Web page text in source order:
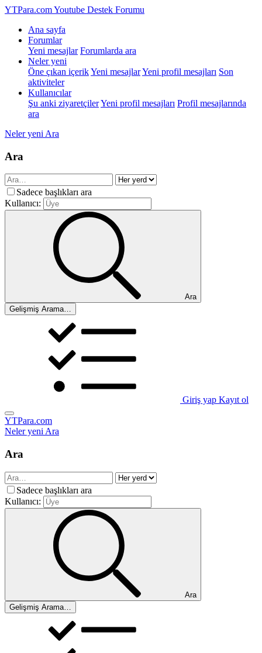
YTPara.comYoutube Destek Forumu
Ana sayfa
Forumlar
Yeni mesajlar Forumlarda ara
Neler yeni
Öne çıkan içerikYeni mesajlarYeni profil mesajları Son
aktiviteler
Kullanıcılar
Şu anki ziyaretçilerYeni profil mesajları Profil mesajlarında
ara
Neler yeni Ara
Ara
Sadece başlıkları ara
Kullanıcı:
Ara
Gelişmiş Arama…
Giriş yap Kayıt ol
YTPara.com
Neler yeniAra
Ara
Sadece başlıkları ara
Kullanıcı:
Ara
Gelişmiş Arama…